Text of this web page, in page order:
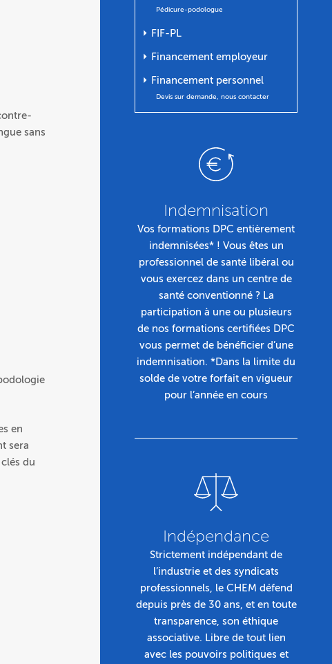
sans
en
sera
du
Pédicure-podologue
⏵ FIF-PL
⏵ Financement employeur
⏵ Financement personnel
Devis sur demande, nous contacter
Indemnisation
Vos formations DPC entièrement
indemnisées* ! Vous êtes un
professionnel de santé libéral ou
vous exercez dans un centre de
santé conventionné ? La
participation à une ou plusieurs
de nos formations certifiées DPC
vous permet de bénéficier d’une
indemnisation. *Dans la limite du
solde de votre forfait en vigueur
pour l’année en cours
Indépendance
Strictement indépendant de
l’industrie et des syndicats
professionnels, le CHEM défend
depuis près de 30 ans, et en toute
transparence, son éthique
associative. Libre de tout lien
avec les pouvoirs politiques et